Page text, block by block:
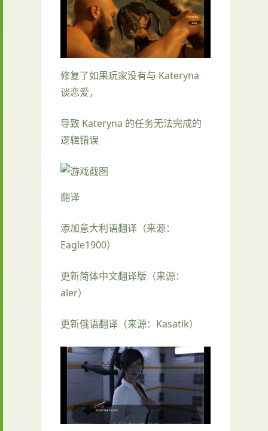
修复了如果玩家没有与 Kateryna
谈恋爱，
导致 Kateryna 的任务无法完成的
逻辑错误
翻译
添加意大利语翻译（来源：
Eagle1900）
更新简体中文翻译版（来源：
aler）
更新俄语翻译（来源：Kasatik）